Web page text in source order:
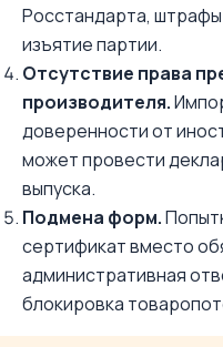
Росстандарта,
изъятие партии.
Отсутствие права
производителя.
доверенности от
может провести
выпуска.
Подмена форм.
сертификат вместо
административная
блокировка